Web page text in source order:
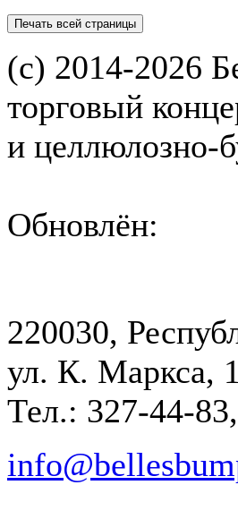
(с) 2014-2026
торговый
и целлюлозно-
Обновлён:
220030,
ул. К. Маркса,
Тел.: 327-44-